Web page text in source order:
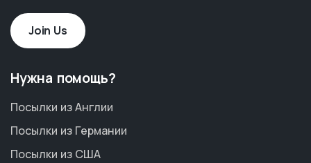
Join Us
Нужна помощь?
Посылки из Англии
Посылки из Германии
Посылки из США